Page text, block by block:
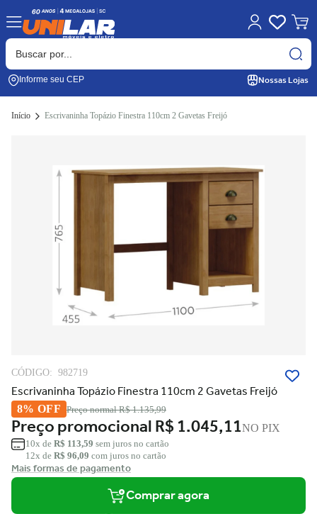
Informe seu CEP Nossas Lojas
Início Escrivaninha Topázio Finestra 110cm 2 Gavetas Freijó
CÓDIGO: 982719
Escrivaninha Topázio Finestra 110cm 2 Gavetas Freijó
8% OFF Preço normalR$ 1.135,99
Preço promocionalR$ 1.045,11NO PIX
10x de R$ 113,59 sem juros no cartão
12x de R$ 96,09 com juros no cartão
Mais formas de pagamento
Comprar agora